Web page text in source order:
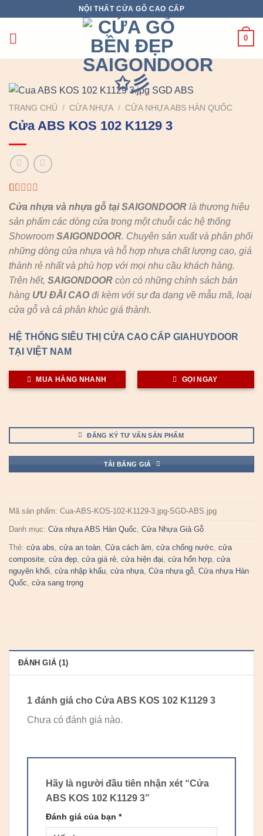
nội
NỘI THẤT CỬA GỖ CAO CẤP
0
TRANG CHỦ / CỬA NHỰA / CỬA NHỰA ABS HÀN QUỐC
Cửa ABS KOS 102 K1129 3
1.00
trên
5
trên
1
đánh
Cửa nhựa và nhựa gỗ tại SAIGONDOOR là thương hiệu
sản phẩm các dòng cửa trong một chuỗi các hệ thống
Showroom SAIGONDOOR. Chuyên sản xuất và phân phối
những dòng cửa nhựa và hỗ hợp nhựa chất lượng cao, giá
thành rẻ nhất và phù hợp với mọi nhu cầu khách hàng.
Trên hết, SAIGONDOOR còn có những chính sách bán
hàng ƯU ĐÃI CAO đi kèm với sự đa dạng về mẫu mã, loại
cửa gỗ và cả phân khúc giá thành.
HỆ THỐNG SIÊU THỊ CỬA CAO CẤP GIAHUYDOOR
TẠI VIỆT NAM
MUA HÀNG NHANH GỌI NGAY
ĐĂNG KÝ TƯ VẤN SẢN PHẨM
TẢI BẢNG GIÁ
Mã sản phẩm: Cua-ABS-KOS-102-K1129-3.jpg-SGD-ABS.jpg
Danh mục: Cửa nhựa ABS Hàn Quốc, Cửa Nhựa Giả Gỗ
Thẻ: cửa abs, cửa an toàn, Cửa cách âm, cửa chống nước, cửa
composite, cửa đẹp, cửa giá rẻ, cửa hiện đại, cửa hổn hợp, cửa
nguyên khối, cửa nhập khẩu, cửa nhựa, Cửa nhựa gỗ, Cửa nhựa Hàn
Quốc, cửa sang trọng
ĐÁNH GIÁ (1)
1 đánh giá cho Cửa ABS KOS 102 K1129 3
Chưa có đánh giá nào.
Hãy là người đầu tiên nhận xét “Cửa
ABS KOS 102 K1129 3”
Đánh giá của bạn *